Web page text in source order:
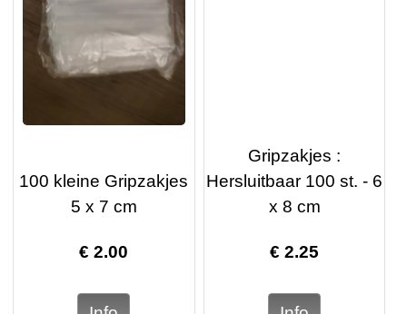
100 kleine Gripzakjes
5 x 7 cm
€2.00
Gripzakjes :
Hersluitbaar 100 st. - 6
x 8 cm
€2.25